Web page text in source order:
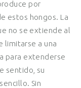
por
estos hongos. La
no se extiende al
limitarse a una
para extenderse
sentido, su
Sin